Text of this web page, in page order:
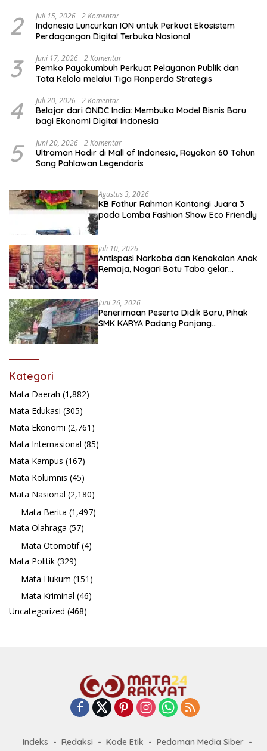
2 Juli 15, 2026 2 Komentar
Indonesia Luncurkan ION untuk Perkuat Ekosistem
Perdagangan Digital Terbuka Nasional
3 Juni 17, 2026 2 Komentar
Pemko Payakumbuh Perkuat Pelayanan Publik dan
Tata Kelola melalui Tiga Ranperda Strategis
4 Juli 20, 2026 2 Komentar
Belajar dari ONDC India: Membuka Model Bisnis Baru
bagi Ekonomi Digital Indonesia
5 Juni 20, 2026 2 Komentar
Ultraman Hadir di Mall of Indonesia, Rayakan 60 Tahun
Sang Pahlawan Legendaris
Agustus 3, 2026
KB Fathur Rahman Kantongi Juara 3
pada Lomba Fashion Show Eco Friendly
Juli 10, 2026
Antispasi Narkoba dan Kenakalan Anak
Remaja, Nagari Batu Taba gelar
Juni 26, 2026
Penerimaan Peserta Didik Baru, Pihak
SMK KARYA Padang Panjang
Kategori
Mata Daerah (1,882)
Mata Edukasi (305)
Mata Ekonomi (2,761)
Mata Internasional (85)
Mata Kampus (167)
Mata Kolumnis (45)
Mata Nasional (2,180)
Mata Berita (1,497)
Mata Olahraga (57)
Mata Otomotif(4)
Mata Politik (329)
Mata Hukum (151)
Mata Kriminal (46)
Uncategorized (468)
Indeks Redaksi Kode Etik
Pedoman Media Siber